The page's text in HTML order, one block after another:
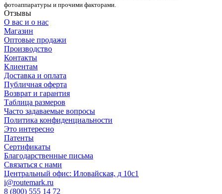
фотоаппаратуры и прочими факторами.
Отзывы
О вас и о нас
Магазин
Оптовые продажи
Производство
Контакты
Клиентам
Доставка и оплата
Публичная оферта
Возврат и гарантия
Таблица размеров
Часто задаваемые вопросы
Политика конфиденциальности
Это интересно
Патенты
Сертификаты
Благодарственные письма
Связаться с нами
Центральный офис: Иловайская, д 10с1
i@routemark.ru
8 (800) 555 14 72